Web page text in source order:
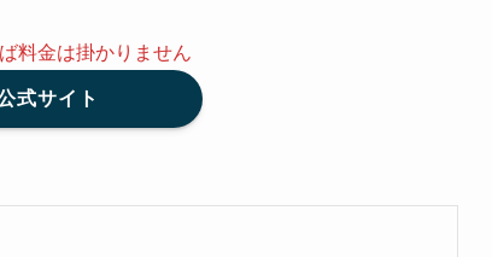
料金は掛かりません
式サイト